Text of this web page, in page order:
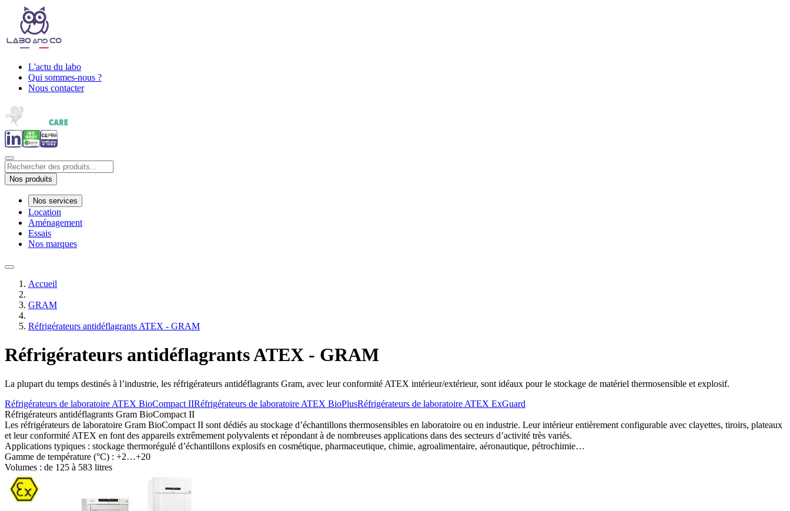
L'actu du labo
Qui sommes-nous ?
Nous contacter
Nos produits
Nos services
Location
Aménagement
Essais
Nos marques
Accueil
GRAM
Réfrigérateurs antidéflagrants ATEX - GRAM
Réfrigérateurs antidéflagrants ATEX - GRAM
La plupart du temps destinés à l’industrie, les réfrigérateurs antidéflagrants Gram, avec leur conformité ATEX intérieur/extérieur, sont idéaux pour le stockage de matériel thermosensible et explosif.
Réfrigérateurs de laboratoire ATEX BioCompact IIRéfrigérateurs de laboratoire ATEX BioPlusRéfrigérateurs de laboratoire ATEX ExGuard
Réfrigérateurs antidéflagrants Gram BioCompact II
Les réfrigérateurs de laboratoire Gram BioCompact II sont dédiés au stockage d’échantillons thermosensibles en laboratoire ou en industrie. Leur intérieur entièrement configurable avec clayettes, tiroirs, plateaux
et leur conformité ATEX en font des appareils extrêmement polyvalents et répondant à de nombreuses applications dans des secteurs d’activité très variés.
Applications typiques : stockage thermorégulé d’échantillons explosifs en cosmétique, pharmaceutique, chimie, agroalimentaire, aéronautique, pétrochimie…
Gamme de température (°C) : +2…+20
Volumes : de 125 à 583 litres